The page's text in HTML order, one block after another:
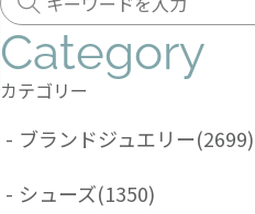
Category
カテゴリー
- ブランドジュエリー(2699)
- シューズ(1350)